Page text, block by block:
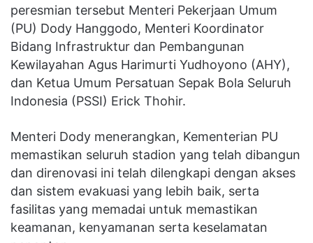
peresmian tersebut Menteri Pekerjaan Umum
(PU) Dody Hanggodo, Menteri Koordinator
Bidang Infrastruktur dan Pembangunan
Kewilayahan Agus Harimurti Yudhoyono (AHY),
dan Ketua Umum Persatuan Sepak Bola Seluruh
Indonesia (PSSI) Erick Thohir.
Menteri Dody menerangkan, Kementerian PU
memastikan seluruh stadion yang telah dibangun
dan direnovasi ini telah dilengkapi dengan akses
dan sistem evakuasi yang lebih baik, serta
fasilitas yang memadai untuk memastikan
keamanan, kenyamanan serta keselamatan